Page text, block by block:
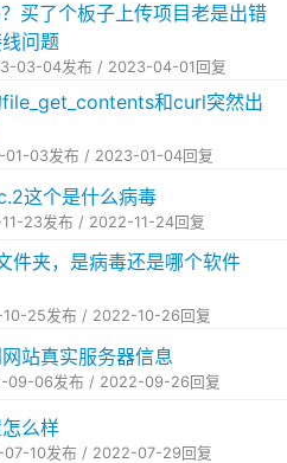
买了个板子上传项目老是出错
问题
03-04发布 / 2023-04-01回复
和curl突然出
03发布 / 2023-01-04回复
这个是什么病毒
23发布 / 2022-11-24回复
件夹，是病毒还是哪个软件
25发布 / 2022-10-26回复
站真实服务器信息
09-06发布 / 2022-09-26回复
么样
10发布 / 2022-07-29回复